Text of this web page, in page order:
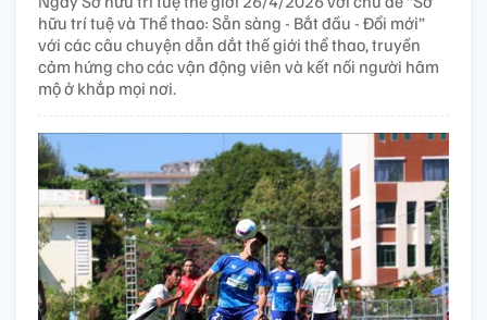
hữu trí tuệ và Thể thao: Sẵn sàng - Bắt đầu - Đổi mới”
với các câu chuyện dẫn dắt thế giới thể thao, truyền
cảm hứng cho các vận động viên và kết nối người hâm
mộ ở khắp mọi nơi.